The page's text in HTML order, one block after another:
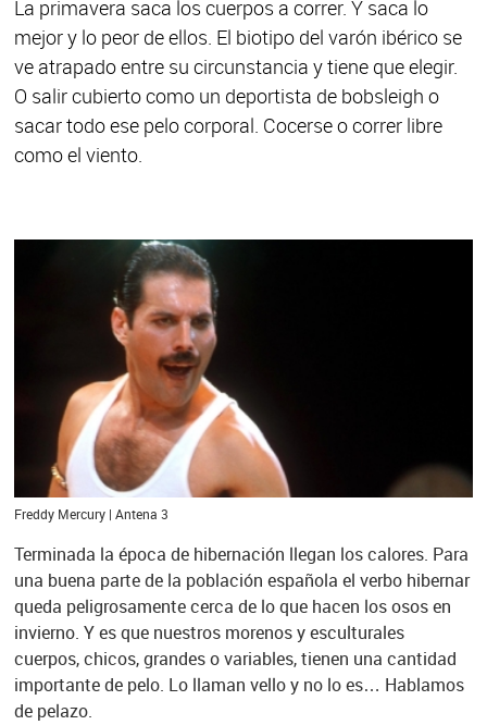
La primavera saca los cuerpos a correr. Y saca lo
mejor y lo peor de ellos. El biotipo del varón ibérico se
ve atrapado entre su circunstancia y tiene que elegir.
O salir cubierto como un deportista de bobsleigh o
sacar todo ese pelo corporal. Cocerse o correr libre
como el viento.
Freddy Mercury | Antena 3
Terminada la época de hibernación llegan los calores. Para
una buena parte de la población española el verbo hibernar
queda peligrosamente cerca de lo que hacen los osos en
invierno. Y es que nuestros morenos y esculturales
cuerpos, chicos, grandes o variables, tienen una cantidad
importante de pelo. Lo llaman vello y no lo es… Hablamos
de pelazo.